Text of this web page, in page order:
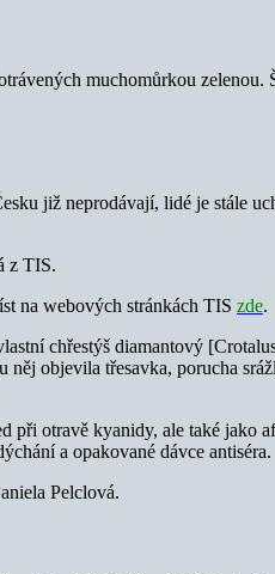
muchomůrkou zelenou.
již neprodávají, lidé je stále
z TIS.
na webových stránkách TIS zde.
chřestýš diamantový
objevila třesavka, porucha
otravě kyanidy, ale také jako
a opakované dávce antiséra.
Pelclová.